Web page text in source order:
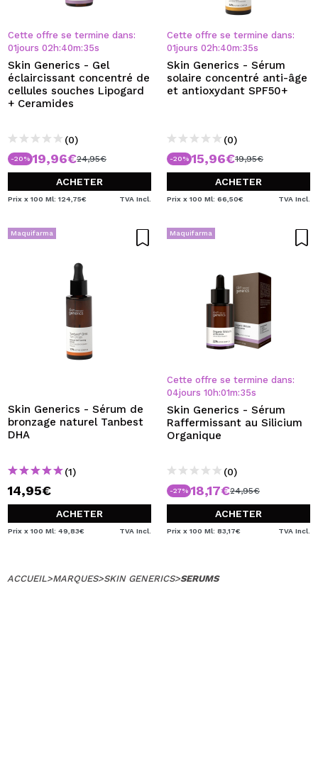
Cette offre se termine dans:
01jours 02 h:40m:34s
Skin Generics - Gel
éclaircissant concentré de
cellules souches Lipogard
+ Ceramides
(0)
-20% 19,96€24,95€
ACHETER
Prix x 100 Ml: 124,75€ TVA Incl.
Cette offre se termine dans:
01jours 02 h:40m:34s
Skin Generics - Sérum
solaire concentré anti-âge
et antioxydant SPF50+
(0)
-20% 15,96€19,95€
ACHETER
Prix x 100 Ml: 66,50€ TVA Incl.
Maquifarma
Skin Generics - Sérum de
bronzage naturel Tanbest
DHA
(1)
14,95€
ACHETER
Prix x 100 Ml: 49,83€ TVA Incl.
Maquifarma
Cette offre se termine dans:
04jours 10 h:01m:34s
Skin Generics - Sérum
Raffermissant au Silicium
Organique
(0)
-27% 18,17€24,95€
ACHETER
Prix x 100 Ml: 83,17€ TVA Incl.
ACCUEIL>MARQUES>SKIN GENERICS>SERUMS